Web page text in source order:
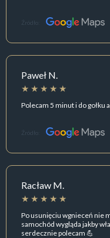
Źródło:
Paweł N.
Polecam 5 minut i do gołku
Źródło:
Racław M.
Po usunięciu wgnieceń nie
samochód wygląda jakby
serdecznie polecam 💪